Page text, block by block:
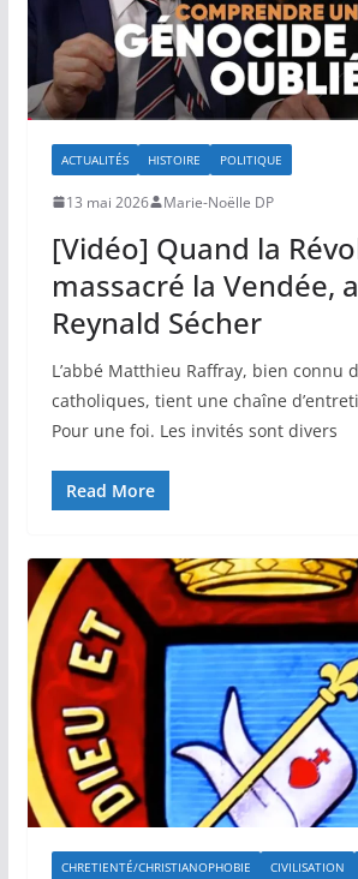
ACTUALITÉS HISTOIRE POLITIQUE
13 mai 2026 Marie-Noëlle DP
[Vidéo] Quand la
massacré la Vendée,
Reynald Sécher
L’abbé Matthieu Raffray, bien connu
catholiques, tient une chaîne
Pour une foi. Les invités sont divers
Read More
CHRETIENTÉ/CHRISTIANOPHOBIE CIVILISATION